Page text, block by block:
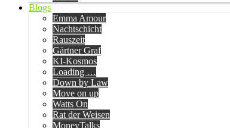
Blogs
Emma Amour
Nachtschicht
Rauszeit
Gärtner Graf
KI-Kosmos
Loading …
Down by Law
Move on up
Watts On
Rat der Weisen
MoneyTalks